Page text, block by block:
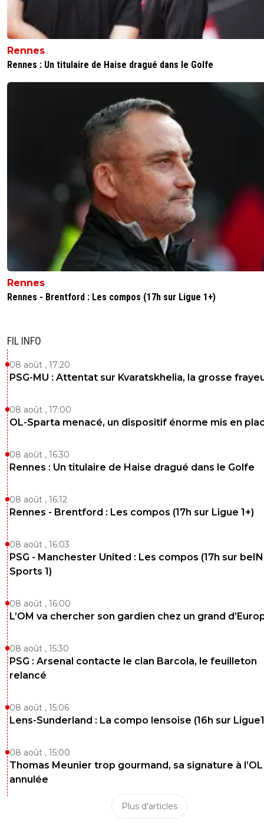
Rennes
Rennes : Un titulaire de Haise dragué dans le Golfe
Rennes
Rennes - Brentford : Les compos (17h sur Ligue 1+)
FIL INFO
08 août , 17:20
PSG-MU : Attentat sur Kvaratskhelia, la grosse
08 août , 17:00
OL-Sparta menacé, un dispositif énorme mis en
08 août , 16:30
Rennes : Un titulaire de Haise dragué dans le Golfe
08 août , 16:12
Rennes - Brentford : Les compos (17h sur Ligue 1+)
08 août , 16:03
PSG - Manchester United : Les compos (17h sur beIN
Sports 1)
08 août , 16:00
L’OM va chercher son gardien chez un grand
08 août , 15:30
PSG : Arsenal contacte le clan Barcola, le feuilleton
relancé
08 août , 15:06
Lens-Sunderland : La compo lensoise (16h sur
08 août , 15:00
Thomas Meunier trop gourmand, sa signature à l’OL
annulée
Plus d'articles